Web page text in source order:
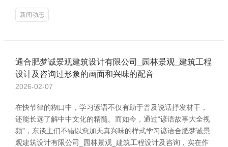
新闻动态
通合肥梦诚景观建筑设计有限公司_园林景观_建筑工程
设计及咨询过形象的画面和兴味的配音
2026-02-07
在快节律的糊口中，学习谚语不仅有助于普及说话抒发材干，
还能长远了解中中文化的精髓。而如今，通过“谚语故事大全视
频”，东谈主们不错以愈加天真兴味的样式学习谚语合肥梦诚景
观建筑设计有限公司_园林景观_建筑工程设计及咨询，实在作